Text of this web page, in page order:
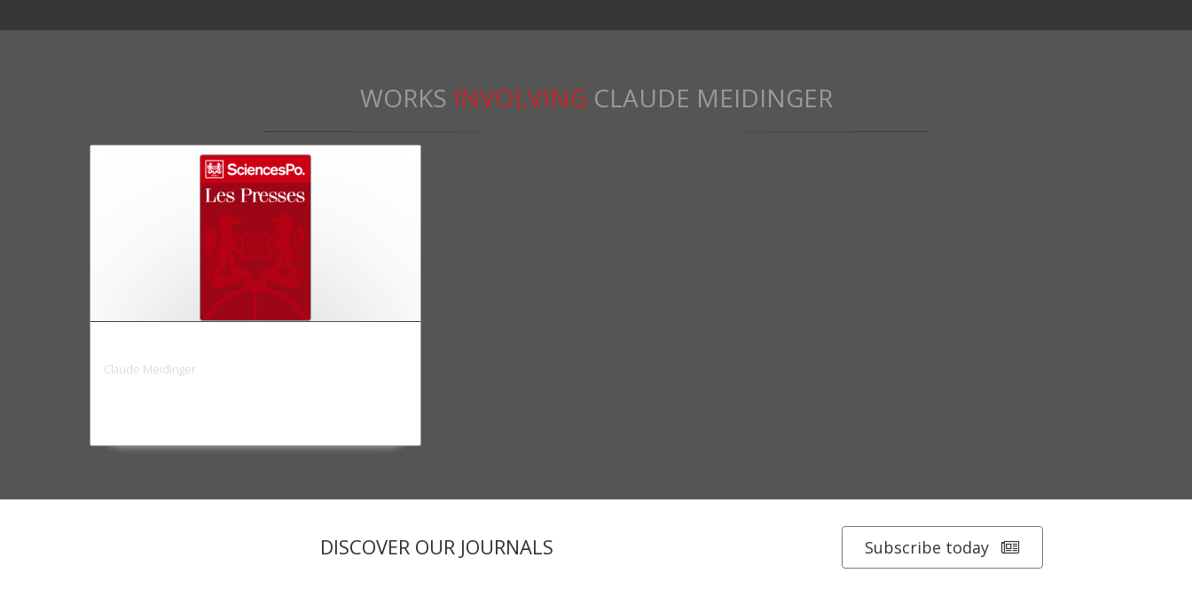
WORKS INVOLVING CLAUDE MEIDINGER
Claude Meidinger
DISCOVER OUR JOURNALS Subscribe today